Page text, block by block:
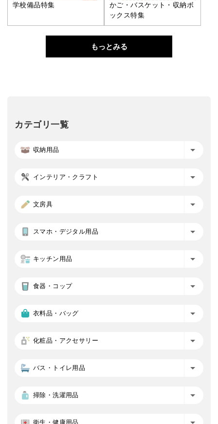
学校備品特集
かご・バスケット・収納ボ
ックス特集
もっとみる
カテゴリ一覧
収納用品
インテリア・クラフト
文房具
スマホ・デジタル用品
キッチン用品
食器・コップ
衣料品・バッグ
化粧品・アクセサリー
バス・トイレ用品
掃除・洗濯用品
衛生・健康用品